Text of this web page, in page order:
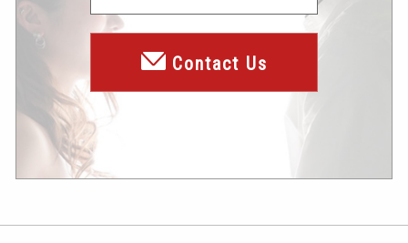
Contact Us